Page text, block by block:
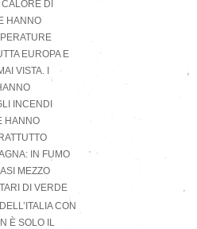
DI
HANNO
EUROPA E
VISTA. I
INCENDI
HANNO
IN FUMO
MEZZO
DI VERDE
CON
È SOLO IL